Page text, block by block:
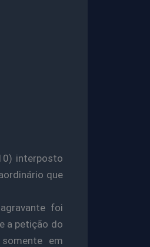
interposto
que
foi
a petição do
em